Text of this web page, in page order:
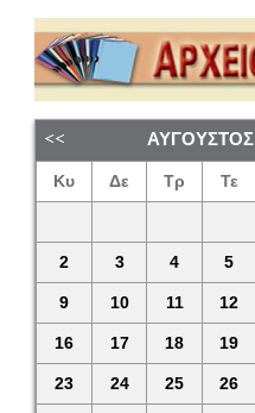
ΑΎΓΟΥΣΤΟΣ
Κυ Δε Τρ Τε
2 3 4 5
9 10 11 12
16 17 18 19
23 24 25 26